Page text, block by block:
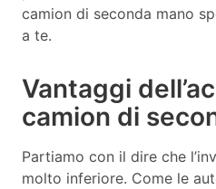
camion di seconda mano
a te.
Vantaggi
camion di
Partiamo con il dire che
molto inferiore. Come le